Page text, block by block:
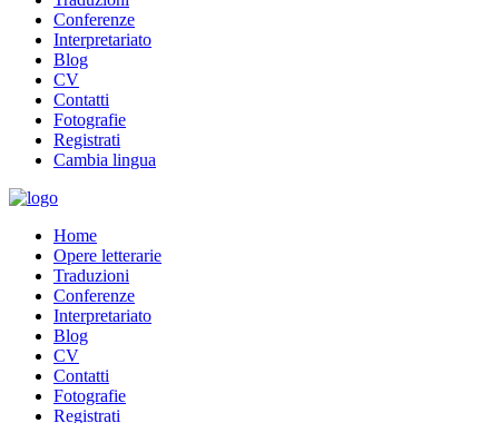
Conferenze
Interpretariato
Blog
CV
Contatti
Fotografie
Registrati
Cambia lingua
Home
Opere letterarie
Traduzioni
Conferenze
Interpretariato
Blog
CV
Contatti
Fotografie
Registrati